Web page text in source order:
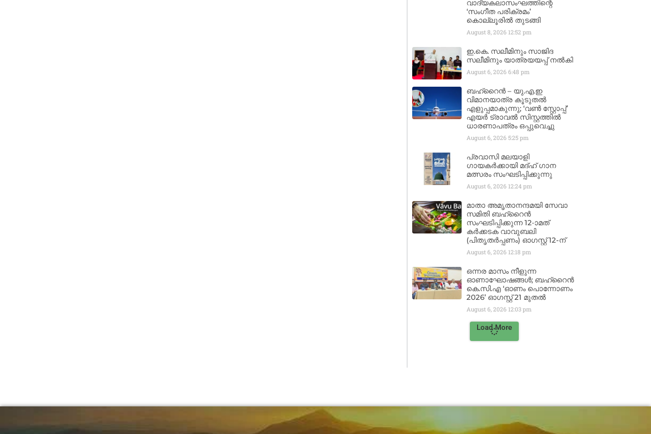
വാദ്യകലാസംഘത്തിന്റെ
‘സംഗീത പരിക്രമം’
കൊല്ലൂരിൽ തുടങ്ങി
August 8, 2026 12:52 pm
ഇ.കെ. സലീമിനും സാജിദ
സലീമിനും യാത്രയയപ്പ് നൽകി
August 6, 2026 6:48 pm
ബഹ്‌റൈൻ – യു.എ.ഇ
വിമാനയാത്ര കൂടുതൽ
എളുപ്പമാകുന്നു; ‘വൺ സ്റ്റോപ്പ്’
എയർ ട്രാവൽ സിസ്റ്റത്തിൽ
ധാരണാപത്രം ഒപ്പുവെച്ചു
August 6, 2026 5:25 pm
പ്രവാസി മലയാളി
ഗായകർക്കായി മദ്ഹ് ഗാന
മത്സരം സംഘടിപ്പിക്കുന്നു
August 6, 2026 12:24 pm
മാതാ അമൃതാനന്ദമയി സേവാ
സമിതി ബഹ്‌റൈൻ
സംഘടിപ്പിക്കുന്ന 12-ാമത്
കർക്കടക വാവുബലി
(പിതൃതർപ്പണം) ഓഗസ്റ്റ് 12-ന്
August 6, 2026 12:18 pm
ഒന്നര മാസം നീളുന്ന
ഓണാഘോഷങ്ങൾ; ബഹ്‌റൈൻ
കെ.സി.എ ‘ഓണം പൊന്നോണം
2026’ ഓഗസ്റ്റ് 21 മുതൽ
August 6, 2026 12:03 pm
Load More